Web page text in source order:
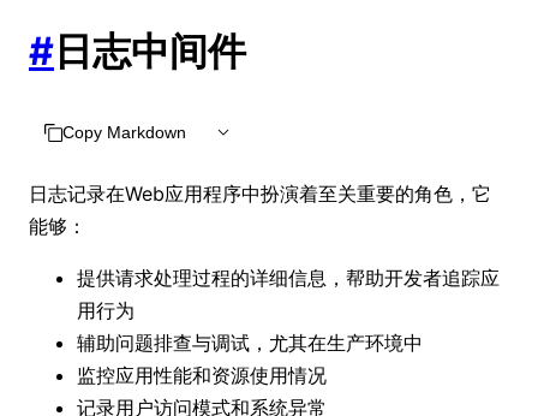
# 日志中间件
Copy Markdown
日志记录在Web应用程序中扮演着至关重要的角色，它
能够：
提供请求处理过程的详细信息，帮助开发者追踪应
用行为
辅助问题排查与调试，尤其在生产环境中
监控应用性能和资源使用情况
记录用户访问模式和系统异常